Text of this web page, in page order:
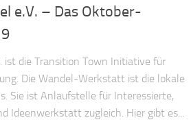
e.V. – Das Oktober-
ist die Transition Town Initiative für
Die Wandel-Werkstatt ist die lokale
Sie ist Anlaufstelle für Interessierte,
Ideenwerkstatt zugleich. Hier gibt es...